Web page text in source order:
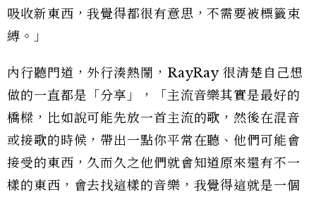
吸收新東西，我覺得都很有意思，不需要被標籤束
縛。」
內行聽門道，外行湊熱鬧，RayRay 很清楚自己想
做的一直都是「分享」，「主流音樂其實是最好的
橋樑，比如說可能先放一首主流的歌，然後在混音
或接歌的時候，帶出一點你平常在聽、他們可能會
接受的東西，久而久之他們就會知道原來還有不一
樣的東西，會去找這樣的音樂，我覺得這就是一個